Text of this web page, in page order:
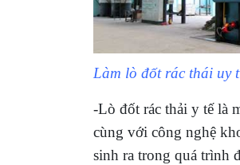
Làm lò đốt rác thái uy
-Lò đốt rác thải y tế là
cùng với công nghệ
sinh ra trong quá trình